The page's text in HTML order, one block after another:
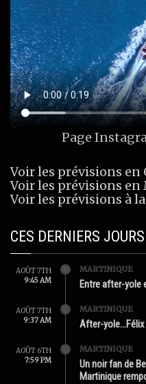
Page
Voir les prévisions en
Voir les prévisions
Voir les prévisions à
CES DERNIERS
AOÛT 7TH
9:45 AM
MARTINIQUE
Entre after-yole
AOÛT 7TH
9:37 AM
MARTINIQUE
After-
AOÛT 6TH
7:59 PM
MARTINIQUE
Un noir fan de
Martinique